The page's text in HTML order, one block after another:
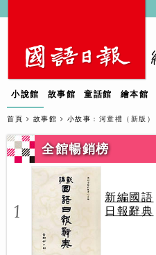
小說館 故事館 童話館 繪本館
首頁 故事館 小故事 ：河童禮（新版）
全館暢銷榜
1
新編國語
日報辭典